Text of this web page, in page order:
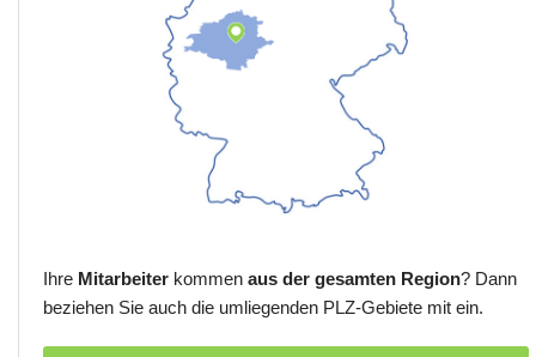
Ihre Mitarbeiter kommen aus der gesamten Region? Dann
beziehen Sie auch die umliegenden PLZ-Gebiete mit ein.